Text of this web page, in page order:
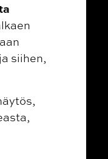
siihen,